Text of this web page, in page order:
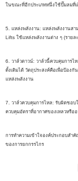
ในขณะที่อีกประเภทหนึ่งใช้ปั๊มลมที่
5. แหล่งพลังงาน: แหล่งพลังงานสา
Lifts ใช้แหล่งพลังงานต่าง ๆ (รายล
6. วาล์วดาวน์: วาล์วนี้ควบคุมการไ
ดั้งเดิมได้ วัตถุประสงค์คือเพื่อป้องกั
แหล่งพลังงาน
7. วาล์วควบคุมการไหล: รับผิดชอบ
ควบคุมอัตราที่อากาศของเหลวหรือ
การทำความเข้าใจองค์ประกอบสำ
ของการยกกรรไกร